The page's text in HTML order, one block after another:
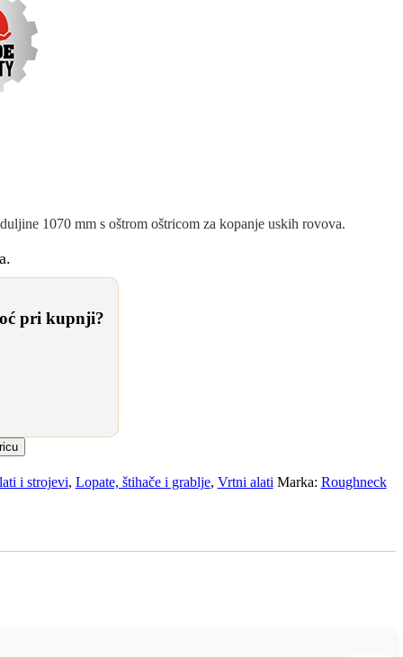
1070 mm s oštrom oštricom za kopanje uskih rovova.
pri kupnji?
i strojevi, Lopate, štihače i grablje, Vrtni alati Marka: Roughneck